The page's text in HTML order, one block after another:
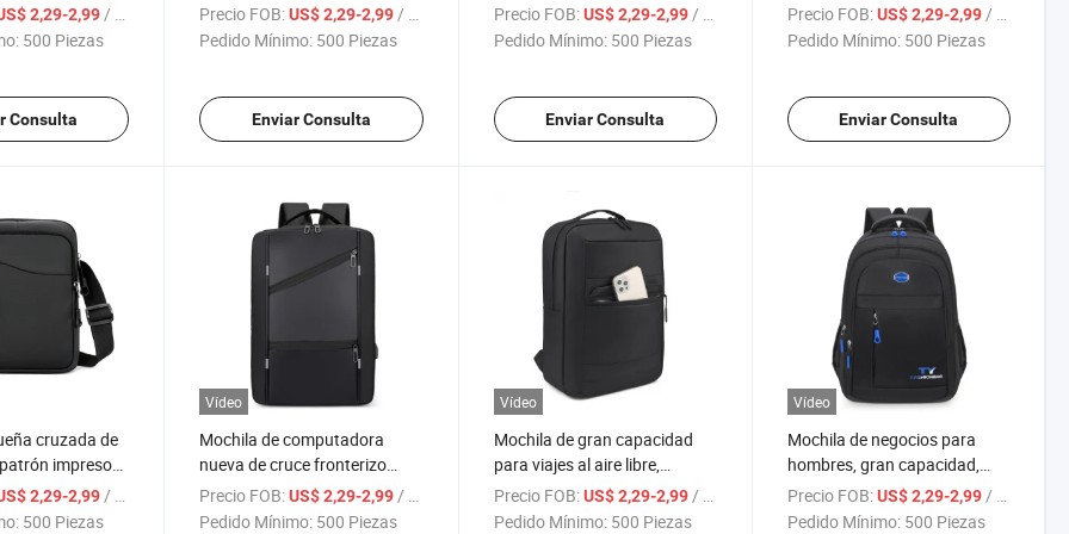
simple
para
2,29-2,99/ Pieza
500 Piezas
Consulta
mochilas para estudiantes
con logotipos imprimibles
Precio FOB: US$ 2,29-2,99/ Pieza
Pedido Mínimo: 500 Piezas
Enviar Consulta
Imprimible de Fábrica de 15.6
Pulgadas para Computadora
Precio FOB: US$ 2,29-2,99/ Pieza
Pedido Mínimo: 500 Piezas
Enviar Consulta
para uso en el extranjero con
logo imprimible, bolsa de
Precio FOB: US$ 2,29-2,99/ Pieza
Pedido Mínimo: 500 Piezas
Enviar Consulta
cruzada de
impreso
maletín casual
bolsa para
2,29-2,99 / Pieza
500 Piezas
Vídeo
Mochila de computadora
nueva de cruce fronterizo
para hombres, mochila de
negocios simple y
Precio FOB: US$ 2,29-2,99 / Pieza
Pedido Mínimo: 500 Piezas
Vídeo
Mochila de gran capacidad
para viajes al aire libre,
impermeable, para ciclismo,
negocios y computadora
Precio FOB: US$ 2,29-2,99 / Pieza
Pedido Mínimo: 500 Piezas
Vídeo
Mochila de negocios para
hombres, gran capacidad,
viaje, impermeable, casual,
para commuting, estudiante
Precio FOB: US$ 2,29-2,99 / Pieza
Pedido Mínimo: 500 Piezas